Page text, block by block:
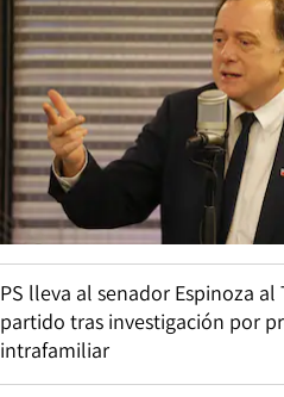
PS lleva al senador Espinoza
partido tras investigación por
intrafamiliar